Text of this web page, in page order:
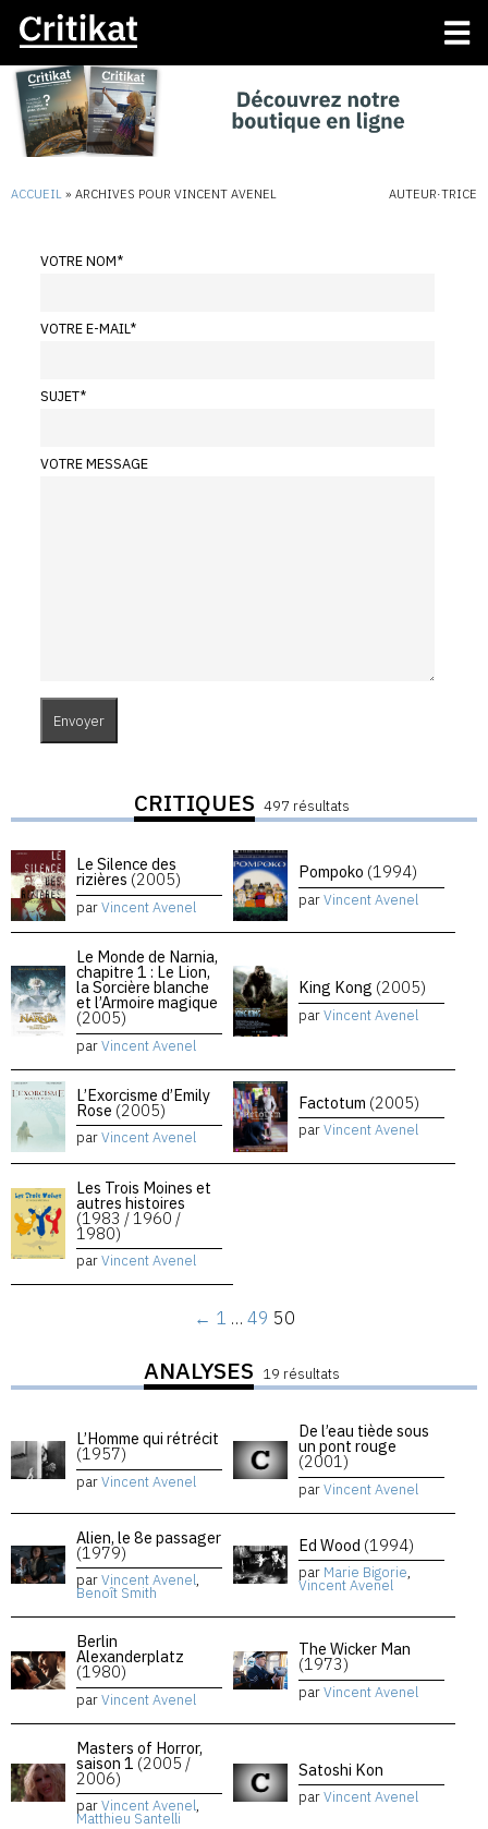
ACCUEIL » ARCHIVES POUR VINCENT AVENEL AUTEUR·TRICE
VOTRE NOM*
VOTRE E-MAIL*
SUJET*
VOTRE MESSAGE
CRITIQUES 497 résultats
Le Silence des
rizières (2005)
parVincent Avenel
Pompoko (1994)
parVincent Avenel
Le Monde de Narnia,
chapitre 1 : Le Lion,
la Sorcière blanche
et l’Armoire magique
(2005)
parVincent Avenel
King Kong (2005)
parVincent Avenel
L’Exorcisme d’Emily
Rose (2005)
parVincent Avenel
Factotum (2005)
parVincent Avenel
Les Trois Moines et
autres histoires
(1983 / 1960 /
1980)
parVincent Avenel
← 1 … 49 50
ANALYSES 19 résultats
L’Homme qui rétrécit
(1957)
parVincent Avenel
De l’eau tiède sous
un pont rouge
(2001)
parVincent Avenel
Alien, le 8e passager
(1979)
parVincent Avenel,
Benoît Smith
Ed Wood (1994)
par Marie Bigorie,
Vincent Avenel
Berlin
Alexanderplatz
(1980)
parVincent Avenel
The Wicker Man
(1973)
parVincent Avenel
Masters of Horror,
saison 1 (2005 /
2006)
parVincent Avenel,
Matthieu Santelli
Satoshi Kon
parVincent Avenel